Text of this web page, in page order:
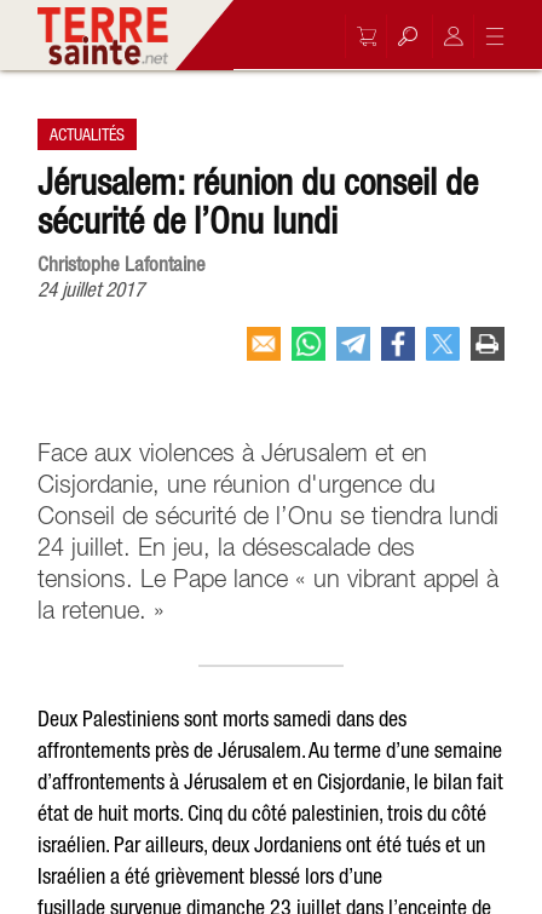
ACTUALITÉS
Jérusalem: réunion du conseil de
sécurité de l’Onu lundi
Christophe Lafontaine
24 juillet 2017
Face aux violences à Jérusalem et en
Cisjordanie, une réunion d'urgence du
Conseil de sécurité de l’Onu se tiendra lundi
24 juillet. En jeu, la désescalade des
tensions. Le Pape lance « un vibrant appel à
la retenue. »
Deux Palestiniens sont morts samedi dans des
affrontements près de Jérusalem. Au terme d’une semaine
d’affrontements à Jérusalem et en Cisjordanie, le bilan fait
état de huit morts. Cinq du côté palestinien, trois du côté
israélien. Par ailleurs, deux Jordaniens ont été tués et un
Israélien a été grièvement blessé lors d’une
fusillade survenue dimanche 23 juillet dans l’enceinte de